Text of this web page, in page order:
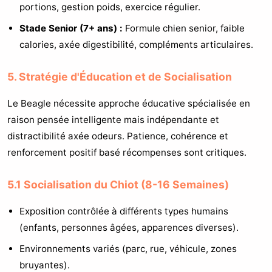
portions, gestion poids, exercice régulier.
Stade Senior (7+ ans) : Formule chien senior, faible
calories, axée digestibilité, compléments articulaires.
5. Stratégie d'Éducation et de Socialisation
Le Beagle nécessite approche éducative spécialisée en
raison pensée intelligente mais indépendante et
distractibilité axée odeurs. Patience, cohérence et
renforcement positif basé récompenses sont critiques.
5.1 Socialisation du Chiot (8-16 Semaines)
Exposition contrôlée à différents types humains
(enfants, personnes âgées, apparences diverses).
Environnements variés (parc, rue, véhicule, zones
bruyantes).